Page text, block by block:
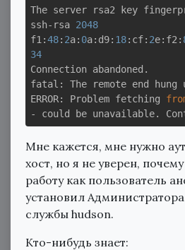
The server rsa2 key
ssh-rsa 2048
f1:48: 2a: 0a:d9: 18:cf: 2e:f2:
34
Connection abandoned.
fatal: The remote end hung
ERROR: Problem fetching
Мне кажется, мне нужно
хост, но я не уверен,
работу как пользователь
установил
службы hudson.
Кто-нибудь знает: